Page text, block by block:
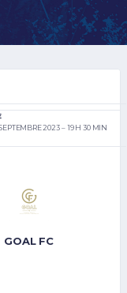
2023
19 H 30 MIN
GOAL FC